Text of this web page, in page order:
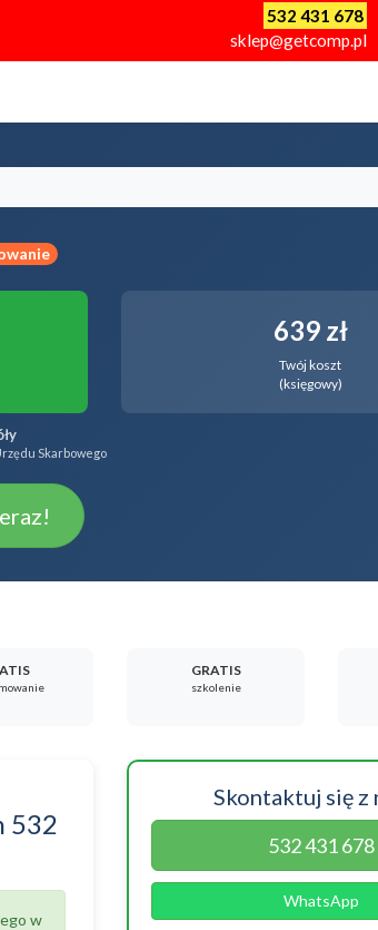
532 431 678
sklep@getcomp.pl
639 zł
Twój koszt
(księgowy)
Skarbowego
GRATIS
szkolenie
532
w
Skontaktuj się z
532 431 678
WhatsApp